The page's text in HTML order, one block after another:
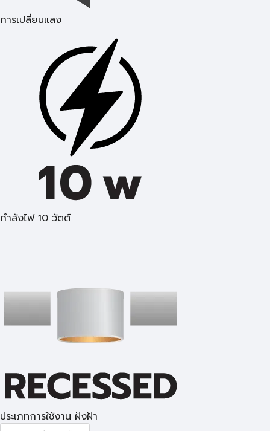
การเปลี่ยนแสง
กำลังไฟ 10 วัตต์
ประเภทการใช้งาน ฝังฝ้า